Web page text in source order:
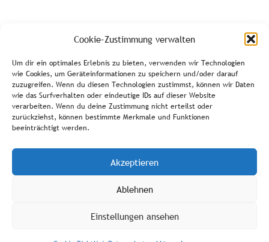
Cookie-Zustimmung verwalten
Um dir ein optimales Erlebnis zu bieten, verwenden wir Technologien
wie Cookies, um Geräteinformationen zu speichern und/oder darauf
zuzugreifen. Wenn du diesen Technologien zustimmst, können wir Daten
wie das Surfverhalten oder eindeutige IDs auf dieser Website
verarbeiten. Wenn du deine Zustimmung nicht erteilst oder
zurückziehst, können bestimmte Merkmale und Funktionen
beeinträchtigt werden.
Akzeptieren
Ablehnen
Einstellungen ansehen
Schule“ bieten wir Jugendliche, die noch
auf ihren Platz in einer Willkommensklasse
warten, die Möglichkeit an unserer
Sprachförderung teilzunehmen und bei uns
praktisch aktiv zu werden.